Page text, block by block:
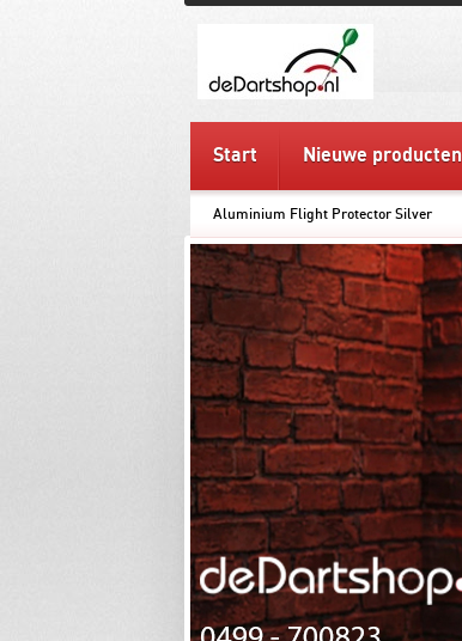
Start Nieuwe producten
Aluminium Flight Protector Silver